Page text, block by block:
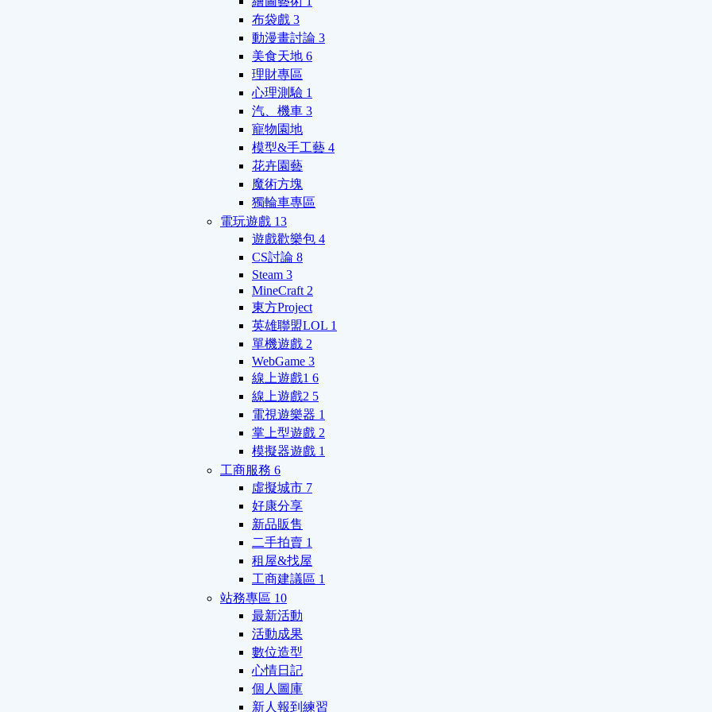
布袋戲 3
動漫畫討論 3
美食天地 6
理財專區
心理測驗 1
汽、機車 3
寵物園地
模型&手工藝 4
花卉園藝
魔術方塊
獨輪車專區
電玩遊戲 13
遊戲歡樂包 4
CS討論 8
Steam 3
MineCraft 2
東方Project
英雄聯盟LOL 1
單機遊戲 2
WebGame 3
線上遊戲1 6
線上遊戲2 5
電視遊樂器 1
掌上型遊戲 2
模擬器遊戲 1
工商服務 6
虛擬城市 7
好康分享
新品販售
二手拍賣 1
租屋&找屋
工商建議區 1
站務專區 10
最新活動
活動成果
數位造型
心情日記
個人圖庫
新人報到練習